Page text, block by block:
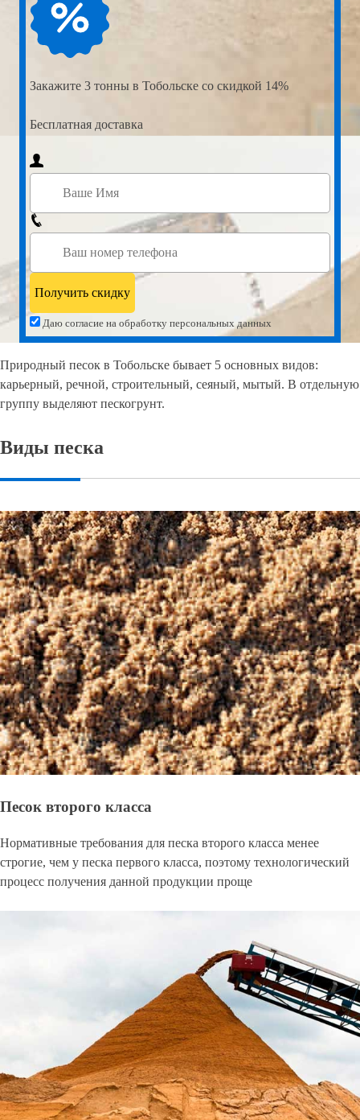
Закажите 3 тонны в Тобольске со скидкой 14%
Бесплатная доставка
Даю согласие на обработку персональных данных
Природный песок в Тобольске бывает 5 основных видов:
карьерный, речной, строительный, сеяный, мытый. В отдельную
группу выделяют пескогрунт.
Виды песка
Песок второго класса
Нормативные требования для песка второго класса менее
строгие, чем у песка первого класса, поэтому технологический
процесс получения данной продукции проще